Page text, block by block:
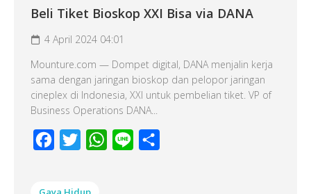
Beli Tiket Bioskop XXI Bisa via DANA
4 April 2024 04:01
Mounture.com — Dompet digital, DANA menjalin kerja
sama dengan jaringan bioskop dan pelopor jaringan
cineplex di Indonesia, XXI untuk pembelian tiket. VP of
Business Operations DANA...
Facebook
Twitter WhatsApp
Line